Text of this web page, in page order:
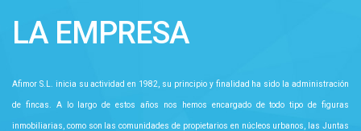
LA EMPRESA
Afimor S.L. inicia su actividad en 1982, su principio y finalidad ha sido la administración
de fincas. A lo largo de estos años nos hemos encargado de todo tipo de figuras
inmobiliarias, como son las comunidades de propietarios en núcleos urbanos, las Juntas